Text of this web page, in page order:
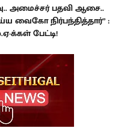
அமைச்சர் பதவி ஆசை..
வைகோ நிர்பந்தித்தார்” :
க்கள் பேட்டி!